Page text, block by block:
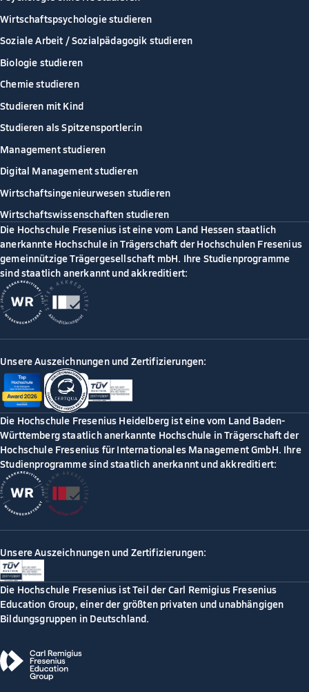
Wirtschaftspsychologie studieren
Soziale Arbeit / Sozialpädagogik studieren
Biologie studieren
Chemie studieren
Studieren mit Kind
Studieren als Spitzensportler:in
Management studieren
Digital Management studieren
Wirtschaftsingenieurwesen studieren
Wirtschaftswissenschaften studieren
Die Hochschule Fresenius ist eine vom Land Hessen staatlich
anerkannte Hochschule in Trägerschaft der Hochschulen Fresenius
gemeinnützige Trägergesellschaft mbH. Ihre Studienprogramme
sind staatlich anerkannt und akkreditiert:
Unsere Auszeichnungen und Zertifizierungen:
Die Hochschule Fresenius Heidelberg ist eine vom Land Baden-
Württemberg staatlich anerkannte Hochschule in Trägerschaft der
Hochschule Fresenius für Internationales Management GmbH. Ihre
Studienprogramme sind staatlich anerkannt und akkreditiert:
Unsere Auszeichnungen und Zertifizierungen:
Die Hochschule Fresenius ist Teil der Carl Remigius Fresenius
Education Group, einer der größten privaten und unabhängigen
Bildungsgruppen in Deutschland.